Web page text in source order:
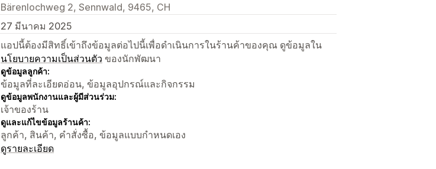
Bärenlochweg 2, Sennwald, 9465, CH
27 มีนาคม 2025
แอปนี้ต้องมีสิทธิ์เข้าถึงข้อมูลต่อไปนี้เพื่อดำเนินการในร้านค้าของคุณ ดูข้อมูลใน
นโยบายความเป็นส่วนตัว ของนักพัฒนา
ดูข้อมูลลูกค้า:
ข้อมูลที่ละเอียดอ่อน, ข้อมูลอุปกรณ์และกิจกรรม
ดูข้อมูลพนักงานและผู้มีส่วนร่วม:
เจ้าของร้าน
ดูและแก้ไขข้อมูลร้านค้า:
ลูกค้า, สินค้า, คำสั่งซื้อ, ข้อมูลแบบกำหนดเอง
ดูรายละเอียด